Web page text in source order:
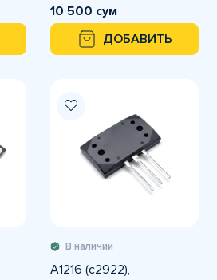
10 500 сум
ДОБАВИТЬ
В наличии
A1216 (c2922),